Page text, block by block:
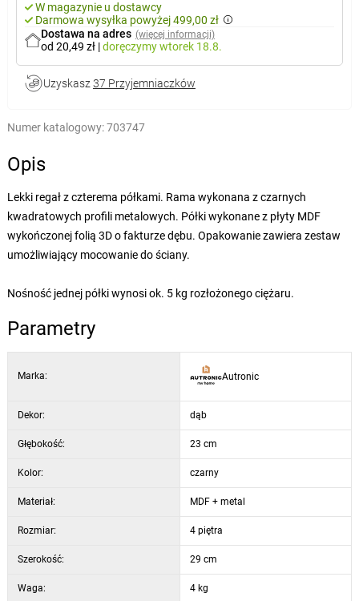
W magazynie u dostawcy
Darmowa wysyłka powyżej 499,00 zł
Dostawa na adres (więcej informacji)
od 20,49 zł |doręczymywtorek 18.8.
Uzyskasz 37 Przyjemniaczków
Numer katalogowy:703747
Opis
Lekki regał z czterema półkami. Rama wykonana z czarnych
kwadratowych profili metalowych. Półki wykonane z płyty MDF
wykończonej folią 3D o fakturze dębu. Opakowanie zawiera zestaw
umożliwiający mocowanie do ściany.
Nośność jednej półki wynosi ok. 5 kg rozłożonego ciężaru.
Parametry
Marka: Autronic
Dekor: dąb
Głębokość: 23 cm
Kolor: czarny
Materiał: MDF + metal
Rozmiar: 4 piętra
Szerokość: 29 cm
Waga: 4 kg